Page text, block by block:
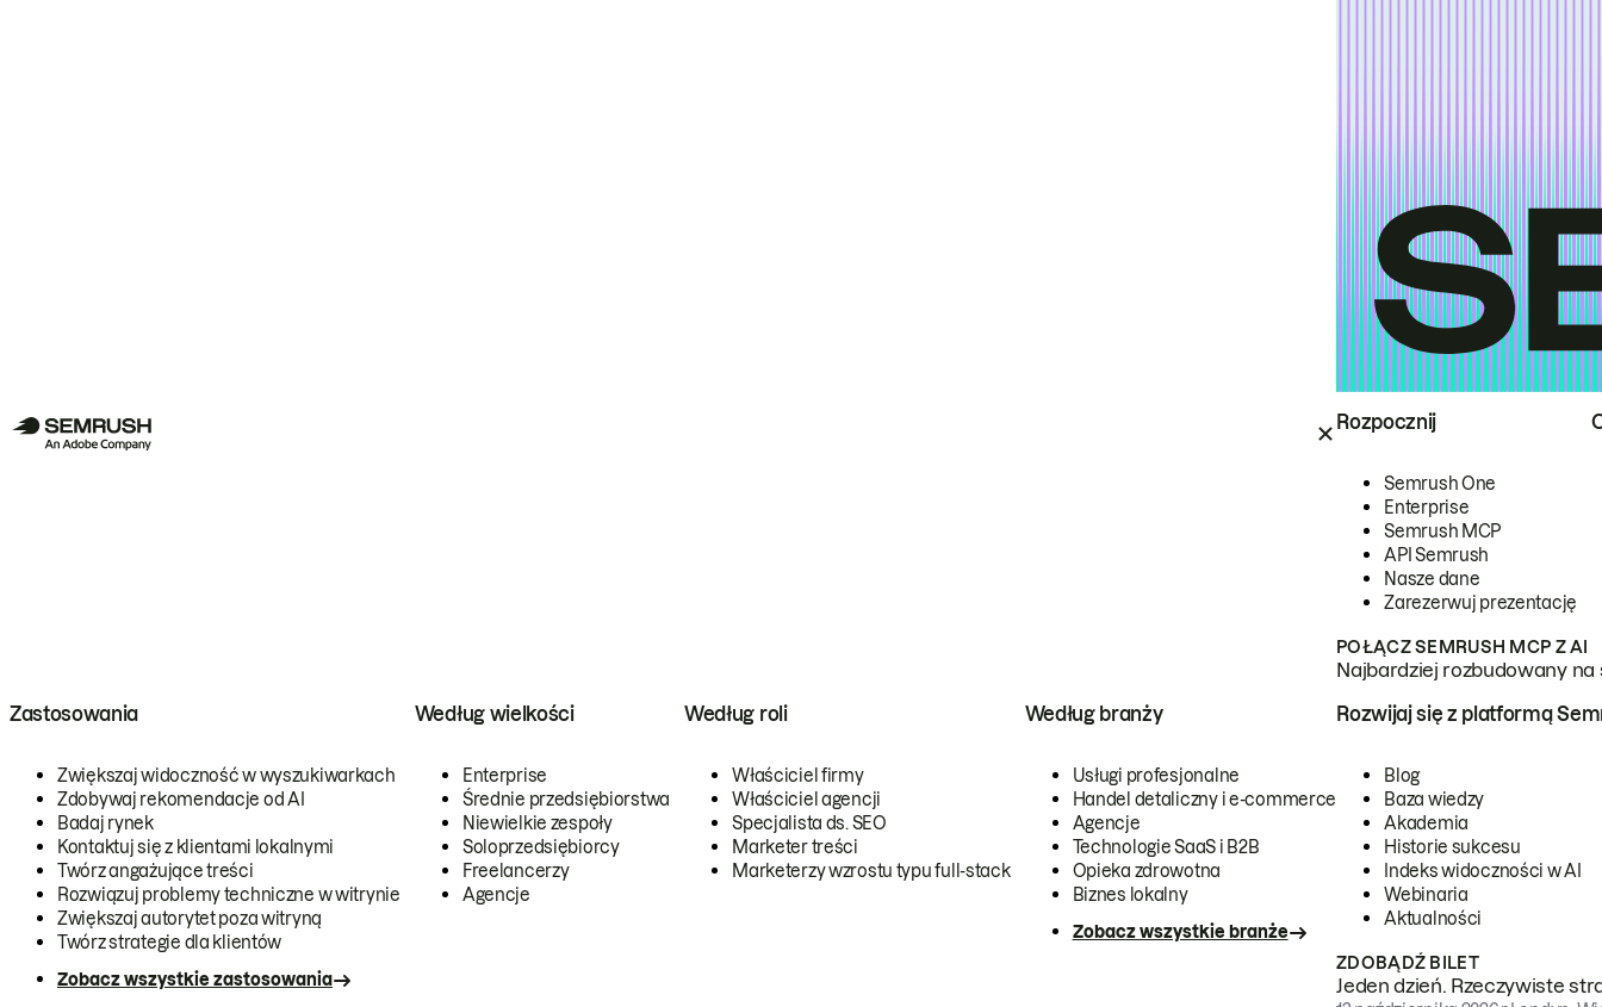
Rozpocznij
Semrush One
Enterprise
Semrush MCP
API Semrush
Nasze dane
Zarezerwuj prezentację
POŁĄCZ SEMRUSH MCP Z AI
Najbardziej rozbudowany
Zastosowania
Zwiększaj widoczność w wyszukiwarkach
Zdobywaj rekomendacje od AI
Badaj rynek
Kontaktuj się z klientami lokalnymi
Twórz angażujące treści
Rozwiązuj problemy techniczne w witrynie
Zwiększaj autorytet poza witryną
Twórz strategie dla klientów
Zobacz wszystkie zastosowania
Według wielkości
Enterprise
Średnie przedsiębiorstwa
Niewielkie zespoły
Soloprzedsiębiorcy
Freelancerzy
Agencje
Według roli
Właściciel firmy
Właściciel agencji
Specjalista ds. SEO
Marketer treści
Marketerzy wzrostu typu full-stack
Według branży
Usługi profesjonalne
Handel detaliczny i e-commerce
Agencje
Technologie SaaS i B2B
Opieka zdrowotna
Biznes lokalny
Zobacz wszystkie branże
Rozwijaj się z platformą
Blog
Baza wiedzy
Akademia
Historie sukcesu
Indeks widoczności w AI
Webinaria
Aktualności
ZDOBĄDŹ BILET
Jeden dzień. Rzeczywiste